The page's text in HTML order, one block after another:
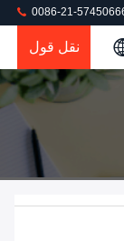
0086-21-
نقل قول